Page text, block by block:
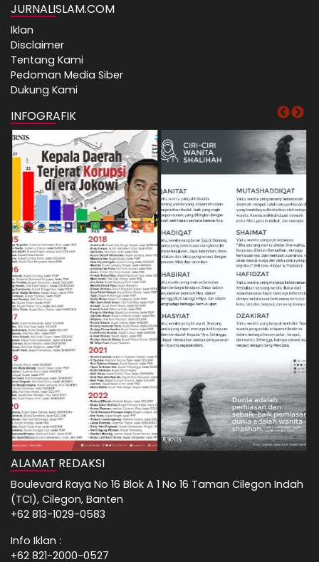
JURNALISLAM.COM
Iklan
Disclaimer
Tentang Kami
Pedoman Media Siber
Dukung Kami
INFOGRAFIK
ALAMAT REDAKSI
Boulevard Raya No 16 Blok A 1 No 16 Taman Cilegon Indah
(TCI), Cilegon, Banten
+62 813-1029-0583
Info Iklan :
+62 821-2000-0527